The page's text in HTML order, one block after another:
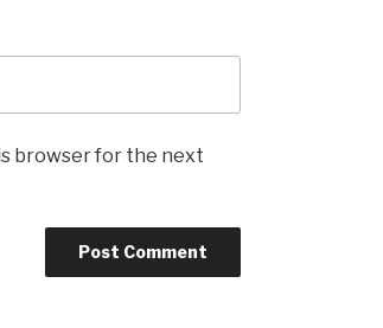
browser for the next